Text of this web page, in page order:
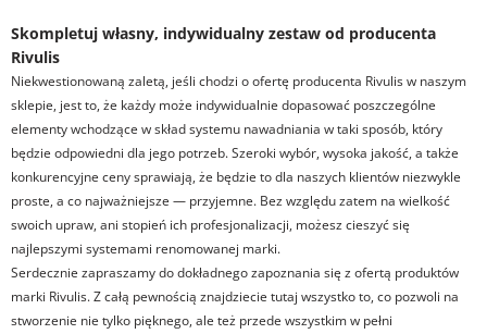
Skompletuj własny, indywidualny zestaw od producenta
Rivulis
Niekwestionowaną zaletą, jeśli chodzi o ofertę producenta Rivulis w naszym
sklepie, jest to, że każdy może indywidualnie dopasować poszczególne
elementy wchodzące w skład systemu nawadniania w taki sposób, który
będzie odpowiedni dla jego potrzeb. Szeroki wybór, wysoka jakość, a także
konkurencyjne ceny sprawiają, że będzie to dla naszych klientów niezwykle
proste, a co najważniejsze — przyjemne. Bez względu zatem na wielkość
swoich upraw, ani stopień ich profesjonalizacji, możesz cieszyć się
najlepszymi systemami renomowanej marki.
Serdecznie zapraszamy do dokładnego zapoznania się z ofertą produktów
marki Rivulis. Z całą pewnością znajdziecie tutaj wszystko to, co pozwoli na
stworzenie nie tylko pięknego, ale też przede wszystkim w pełni